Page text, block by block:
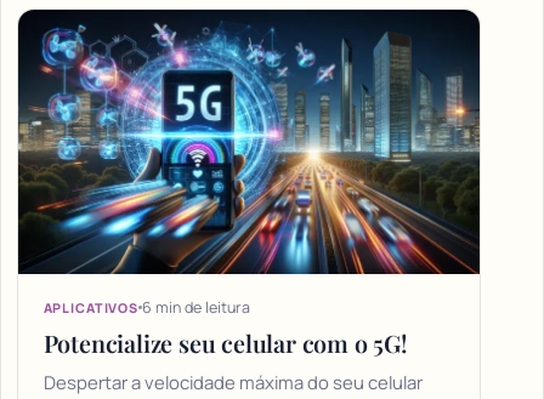
APLICATIVOS 6 min de leitura
Potencialize seu celular com o 5G!
Despertar a velocidade máxima do seu celular